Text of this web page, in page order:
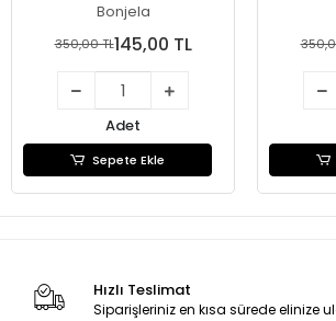
Bonjela
350,00 TL145,00 TL
Adet
Sepete Ekle
Hızlı Teslimat
Siparişleriniz en kısa sürede elinize